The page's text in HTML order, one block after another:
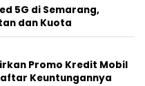
5G di Semarang,
dan Kuota
Promo Kredit Mobil
Keuntungannya